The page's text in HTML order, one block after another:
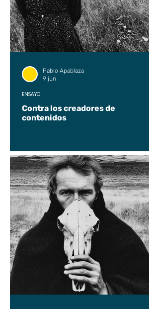
Contra los creadores de
contenidos
ENSAYO
Pablo Apablaza
9 jun